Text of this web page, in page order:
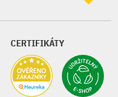
CERTIFIKÁTY